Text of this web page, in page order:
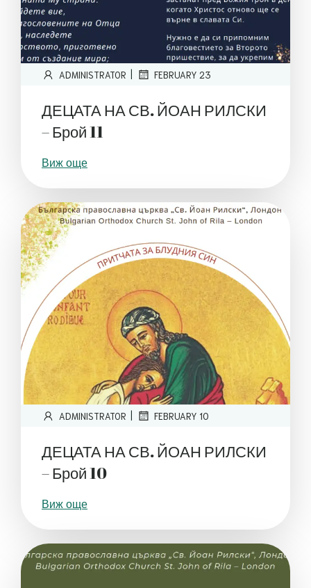
ADMINISTRATOR | FEBRUARY 23
ДЕЦАТА НА СВ. ЙОАН РИЛСКИ
– Брой 11
Виж още
ADMINISTRATOR | FEBRUARY 10
ДЕЦАТА НА СВ. ЙОАН РИЛСКИ
– Брой 10
Виж още